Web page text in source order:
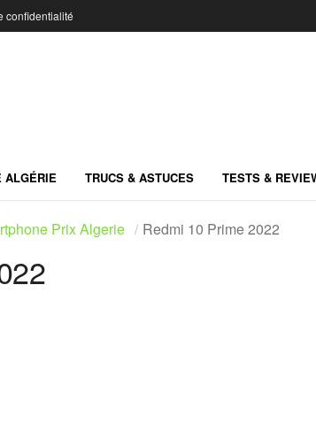
confidentialité
ALGÉRIE TRUCS & ASTUCES TESTS &
Prix Algerie Redmi 10 Prime 2022